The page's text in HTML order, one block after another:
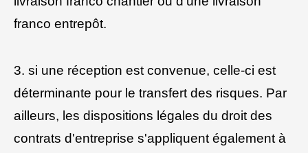
franco entrepôt.
3. si une réception est convenue, celle-ci est
déterminante pour le transfert des risques. Par
ailleurs, les dispositions légales du droit des
contrats d'entreprise s'appliquent également à